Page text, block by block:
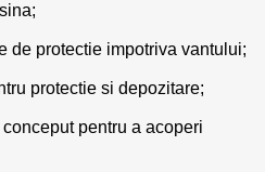
de protectie impotriva vantului;
protectie si depozitare;
pentru a acoperi